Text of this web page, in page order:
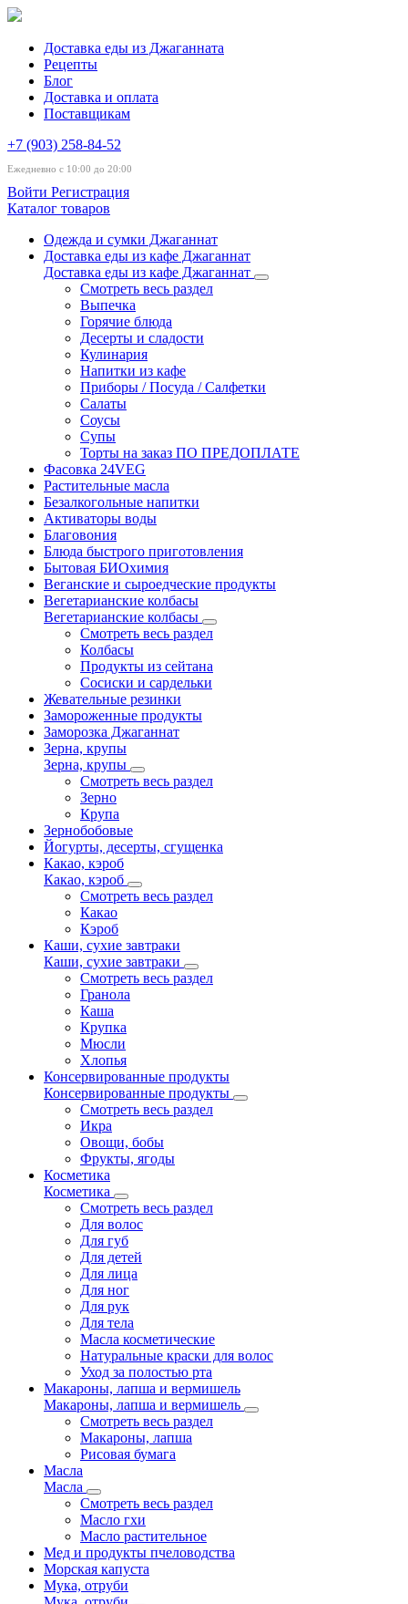
Доставка еды из Джаганната
Рецепты
Блог
Доставка и оплата
Поставщикам
+7 (903) 258-84-52
Ежедневно с 10:00 до 20:00
Войти Регистрация
Каталог товаров
Одежда и сумки Джаганнат
Доставка еды из кафе Джаганнат
Доставка еды из кафе Джаганнат
Смотреть весь раздел
Выпечка
Горячие блюда
Десерты и сладости
Кулинария
Напитки из кафе
Приборы / Посуда / Салфетки
Салаты
Соусы
Супы
Торты на заказ ПО ПРЕДОПЛАТЕ
Фасовка 24VEG
Растительные масла
Безалкогольные напитки
Активаторы воды
Благовония
Блюда быстрого приготовления
Бытовая БИОхимия
Веганские и сыроедческие продукты
Вегетарианские колбасы
Вегетарианские колбасы
Смотреть весь раздел
Колбасы
Продукты из сейтана
Сосиски и сардельки
Жевательные резинки
Замороженные продукты
Заморозка Джаганнат
Зерна, крупы
Зерна, крупы
Смотреть весь раздел
Зерно
Крупа
Зернобобовые
Йогурты, десерты, сгущенка
Какао, кэроб
Какао, кэроб
Смотреть весь раздел
Какао
Кэроб
Каши, сухие завтраки
Каши, сухие завтраки
Смотреть весь раздел
Гранола
Каша
Крупка
Мюсли
Хлопья
Консервированные продукты
Консервированные продукты
Смотреть весь раздел
Икра
Овощи, бобы
Фрукты, ягоды
Косметика
Косметика
Смотреть весь раздел
Для волос
Для губ
Для детей
Для лица
Для ног
Для рук
Для тела
Масла косметические
Натуральные краски для волос
Уход за полостью рта
Макароны, лапша и вермишель
Макароны, лапша и вермишель
Смотреть весь раздел
Макароны, лапша
Рисовая бумага
Масла
Масла
Смотреть весь раздел
Масло гхи
Масло растительное
Мед и продукты пчеловодства
Морская капуста
Мука, отруби